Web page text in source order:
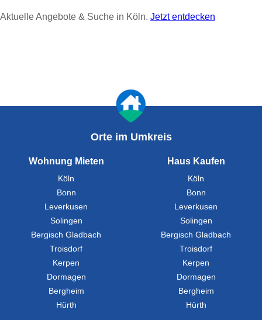
Aktuelle Angebote & Suche in Köln. Jetzt entdecken
Orte im Umkreis
Wohnung Mieten
Köln
Bonn
Leverkusen
Solingen
Bergisch Gladbach
Troisdorf
Kerpen
Dormagen
Bergheim
Hürth
Haus Kaufen
Köln
Bonn
Leverkusen
Solingen
Bergisch Gladbach
Troisdorf
Kerpen
Dormagen
Bergheim
Hürth